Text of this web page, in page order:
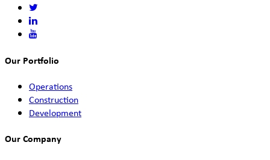
Our Portfolio
Operations
Construction
Development
Our Company